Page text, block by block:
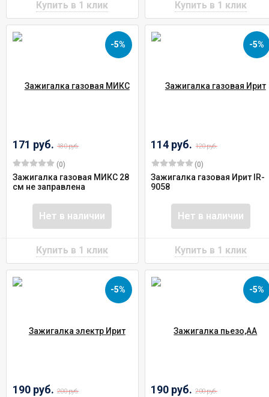
-5%
171 руб. 180 руб.
(0)
Зажигалка газовая МИКС 28
см не заправлена
Нет в наличии
-5%
114 руб. 120 руб.
(0)
Зажигалка газовая Ирит IR-
9058
Нет в наличии
-5%
190 руб. 200 руб.
-5%
190 руб. 200 руб.